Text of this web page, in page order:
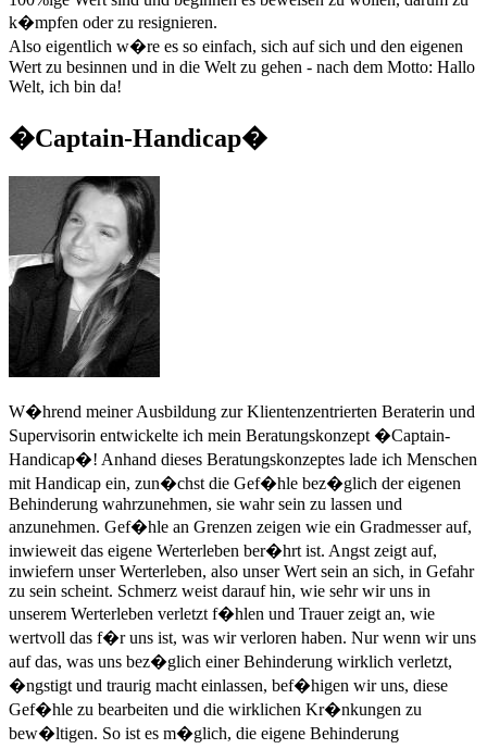
k�mpfen oder zu resignieren.
Also eigentlich w�re es so einfach, sich auf sich und den eigenen
Wert zu besinnen und in die Welt zu gehen - nach dem Motto: Hallo
Welt, ich bin da!
�Captain-Handicap�
W�hrend meiner Ausbildung zur Klientenzentrierten Beraterin und
Supervisorin entwickelte ich mein Beratungskonzept �Captain-
Handicap�! Anhand dieses Beratungskonzeptes lade ich Menschen
mit Handicap ein, zun�chst die Gef�hle bez�glich der eigenen
Behinderung wahrzunehmen, sie wahr sein zu lassen und
anzunehmen. Gef�hle an Grenzen zeigen wie ein Gradmesser auf,
inwieweit das eigene Werterleben ber�hrt ist. Angst zeigt auf,
inwiefern unser Werterleben, also unser Wert sein an sich, in Gefahr
zu sein scheint. Schmerz weist darauf hin, wie sehr wir uns in
unserem Werterleben verletzt f�hlen und Trauer zeigt an, wie
wertvoll das f�r uns ist, was wir verloren haben. Nur wenn wir uns
auf das, was uns bez�glich einer Behinderung wirklich verletzt,
�ngstigt und traurig macht einlassen, bef�higen wir uns, diese
Gef�hle zu bearbeiten und die wirklichen Kr�nkungen zu
bew�ltigen. So ist es m�glich, die eigene Behinderung